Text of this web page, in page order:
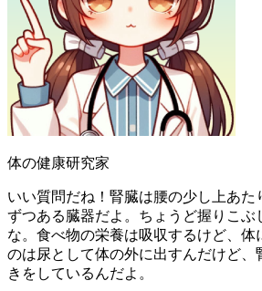
体の健康研究家
いい質問だね！腎臓は腰の少し上あた
ずつある臓器だよ。ちょうど握りこぶ
な。食べ物の栄養は吸収するけど、体
のは尿として体の外に出すんだけど、
きをしているんだよ。